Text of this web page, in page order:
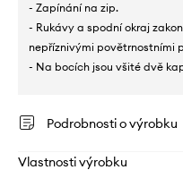
- Zapínání na zip.
- Rukávy a spodní okraj
nepříznivými povětrnostními
- Na bocích jsou všité dvě
Podrobnosti o výrobku
Vlastnosti výrobku